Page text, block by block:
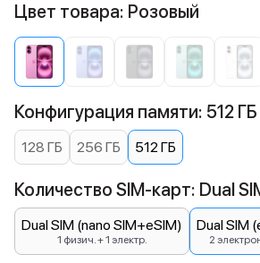
Цвет товара: Розовый
Конфигурация памяти: 512 ГБ
128 ГБ 256 ГБ 512 ГБ
Количество SIM-карт: Dual
Dual SIM (nano SIM+eSIM)
1 физич. + 1 электр.
Dual SIM
2